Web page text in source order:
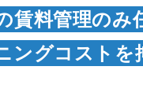
賃料管理のみ
ングコストを